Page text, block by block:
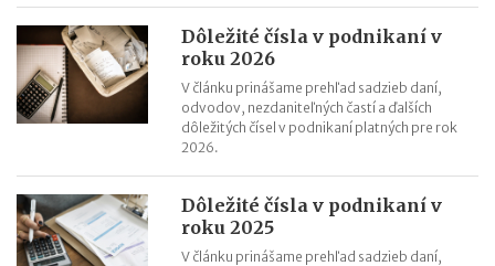
Dôležité čísla v podnikaní v
roku 2026
V článku prinášame prehľad sadzieb daní,
odvodov, nezdaniteľných častí a ďalších
dôležitých čísel v podnikaní platných pre rok
2026.
Dôležité čísla v podnikaní v
roku 2025
V článku prinášame prehľad sadzieb daní,